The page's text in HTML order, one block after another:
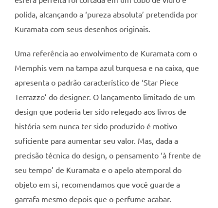
polida, alcançando a ‘pureza absoluta’ pretendida por
Kuramata com seus desenhos originais.
Uma referência ao envolvimento de Kuramata com o
Memphis vem na tampa azul turquesa e na caixa, que
apresenta o padrão característico de ‘Star Piece
Terrazzo’ do designer. O lançamento limitado de um
design que poderia ter sido relegado aos livros de
história sem nunca ter sido produzido é motivo
suficiente para aumentar seu valor. Mas, dada a
precisão técnica do design, o pensamento ‘à frente de
seu tempo’ de Kuramata e o apelo atemporal do
objeto em si, recomendamos que você guarde a
garrafa mesmo depois que o perfume acabar.